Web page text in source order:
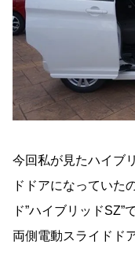
今回私が見たハイブ
ドドアになっていた
ド”ハイブリッドSZ”
両側電動スライドド